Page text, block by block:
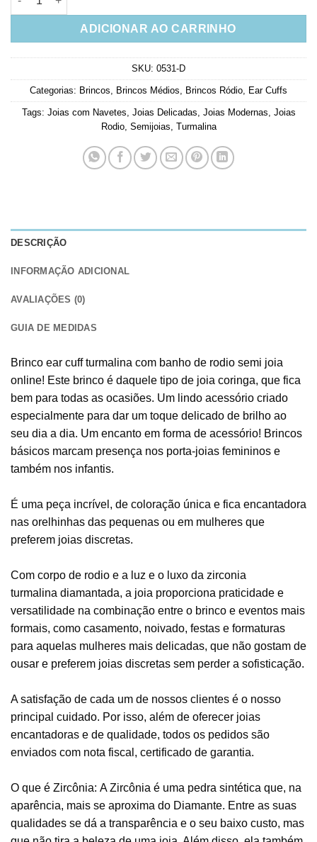
ADICIONAR AO CARRINHO
SKU: 0531-D
Categorias: Brincos Brincos Médios Brincos Ródio Ear Cuffs
Tags: Joias com Navetes Joias Delicadas Joias Modernas Joias
Rodio, Semijoias Turmalina
DESCRIÇÃO
INFORMAÇÃO ADICIONAL
AVALIAÇÕES (0)
GUIA DE MEDIDAS
Brinco ear cuff turmalina com banho de rodio semi joia
online! Este brinco é daquele tipo de joia coringa, que fica
bem para todas as ocasiões. Um lindo acessório criado
especialmente para dar um toque delicado de brilho ao
seu dia a dia. Um encanto em forma de acessório! Brincos
básicos marcam presença nos porta-joias femininos e
também nos infantis.
É uma peça incrível, de coloração única e fica encantadora
nas orelhinhas das pequenas ou em mulheres que
preferem joias discretas.
Com corpo de rodio e a luz e o luxo da zirconia
turmalina diamantada, a joia proporciona praticidade e
versatilidade na combinação entre o brinco e eventos mais
formais, como casamento, noivado, festas e formaturas
para aquelas mulheres mais delicadas, que não gostam de
ousar e preferem joias discretas sem perder a sofisticação.
A satisfação de cada um de nossos clientes é o nosso
principal cuidado. Por isso, além de oferecer joias
encantadoras e de qualidade, todos os pedidos são
enviados com nota fiscal, certificado de garantia.
O que é Zircônia: A Zircônia é uma pedra sintética que, na
aparência, mais se aproxima do Diamante. Entre as suas
qualidades se dá a transparência e o seu baixo custo, mas